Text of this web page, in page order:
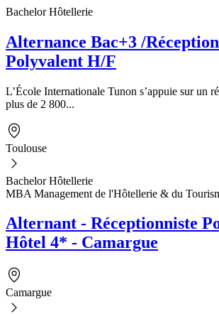
Bachelor Hôtellerie
Alternance Bac+3 /
Polyvalent H/F
L’École Internationale Tunon s’appuie sur un
plus de 2 800...
Toulouse
Bachelor Hôtellerie
MBA Management de l'Hôtellerie & du
Alternant - Réceptionniste
Hôtel 4* - Camargue
Camargue